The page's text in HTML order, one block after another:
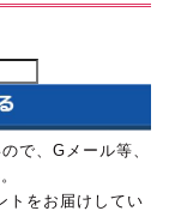
で、Gメール等、
トをお届けしてい